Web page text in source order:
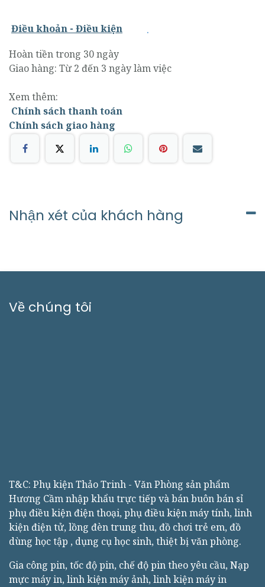
Điều khoản - Điều kiện .
Hoàn tiền trong 30 ngày
Giao hàng: Từ 2 đến 3 ngày làm việc
Xem thêm:
Chính sách thanh toán
Chính sách giao hàng
Nhận xét của khách hàng
Về chúng tôi
T&C: Phụ kiện Thảo Trinh - Văn Phòng sản phẩm
Hương Cầm nhập khẩu trực tiếp và bán buôn bán sỉ
phụ điều kiện điện thoại, phụ điều kiện máy tính, linh
kiện điện tử, lồng đèn trung thu, đồ chơi trẻ em, đồ
dùng học tập , dụng cụ học sinh, thiệt bị văn phòng.
Gia công pin, tốc độ pin, chế độ pin theo yêu cầu, Nạp
mực máy in, linh kiện máy ảnh, linh kiện máy in